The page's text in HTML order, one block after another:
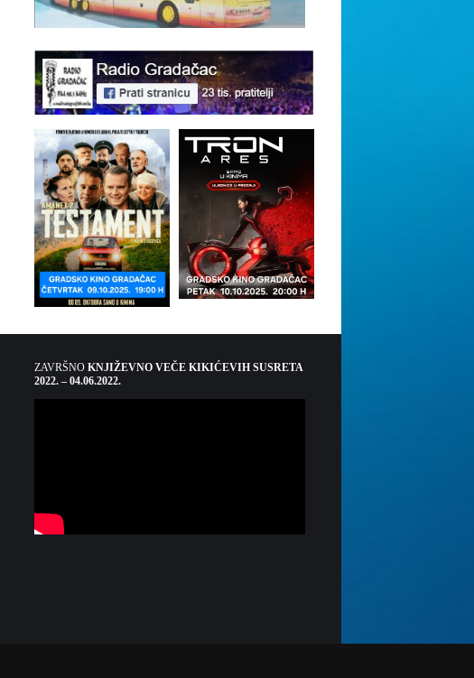
ZAVRŠNO KNJIŽEVNO VEČE KIKIĆEVIH SUSRETA
2022. – 04.06.2022.